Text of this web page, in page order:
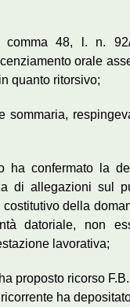
48, l. n.
orale
quanto ritorsivo;
sommaria,
ha confermato la
di allegazioni sul
della
datoriale, non
lavorativa;
proposto ricorso
ha